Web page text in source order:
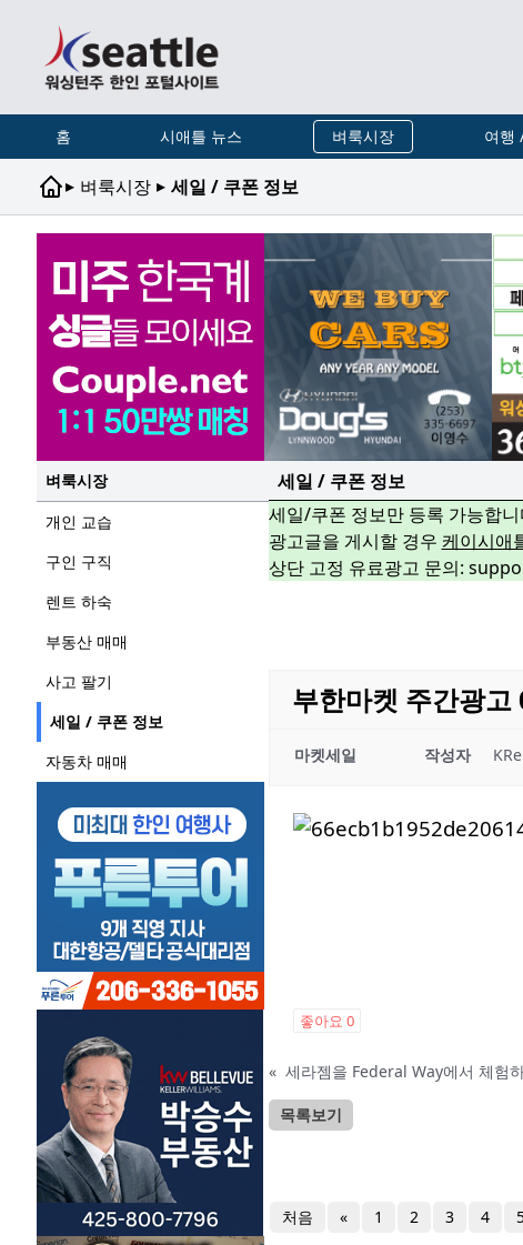
홈 시애틀 뉴스 벼룩시장 여행
▸ 벼룩시장 ▸ 세일 / 쿠폰 정보
벼룩시장
개인 교습
구인 구직
렌트 하숙
부동산 매매
사고 팔기
세일 / 쿠폰 정보
자동차 매매
세일 / 쿠폰 정보
세일/쿠폰 정보만 등록 가능합니
광고글을 게시할 경우 케이시애
상단 고정 유료광고 문의:
부한마켓 주간광
마켓세일 작성자
좋아요 0
« 세라젬을 Federal Way에서 체험
목록보기
처음 « 1 2 3 4